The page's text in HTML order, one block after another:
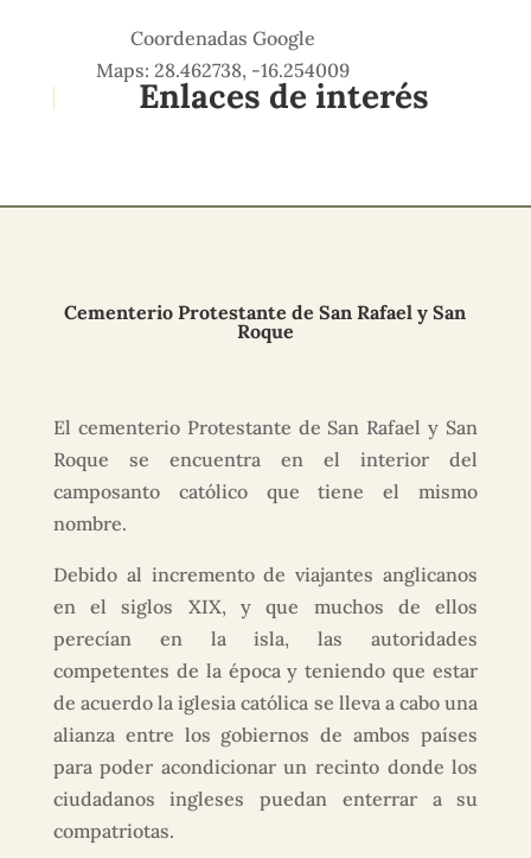
Coordenadas Google
Maps: 28.462738, -16.254009
Enlaces de interés
Cementerio Protestante de San Rafael y San
Roque
El cementerio Protestante de San Rafael y San
Roque se encuentra en el interior del
camposanto católico que tiene el mismo
nombre.
Debido al incremento de viajantes anglicanos
en el siglos XIX, y que muchos de ellos
perecían en la isla, las autoridades
competentes de la época y teniendo que estar
de acuerdo la iglesia católica se lleva a cabo una
alianza entre los gobiernos de ambos países
para poder acondicionar un recinto donde los
ciudadanos ingleses puedan enterrar a su
compatriotas.